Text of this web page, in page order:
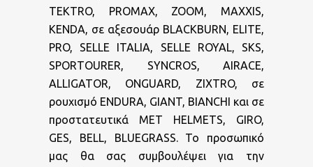
TEKTRO, PROMAX, ZOOM, MAXXIS,
KENDA, σε αξεσουάρ BLACKBURN, ELITE,
PRO, SELLE ITALIA, SELLE ROYAL, SKS,
SPORTOURER, SYNCROS, AIRACE,
ALLIGATOR, ONGUARD, ZIXTRO, σε
ρουχισμό ENDURA, GIANT, BIANCHI και σε
προστατευτικά MET HELMETS, GIRO,
GES, BELL, BLUEGRASS. Το προσωπικό
μας θα σας συμβουλέψει για την